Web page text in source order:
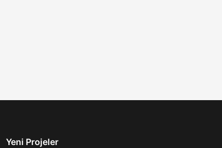
Yeni Projeler